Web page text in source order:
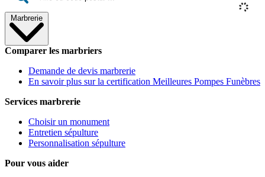
Marbrerie
Comparer les marbriers
Demande de devis marbrerie
En savoir plus sur la certification Meilleures Pompes Funèbres
Services marbrerie
Choisir un monument
Entretien sépulture
Personnalisation sépulture
Pour vous aider